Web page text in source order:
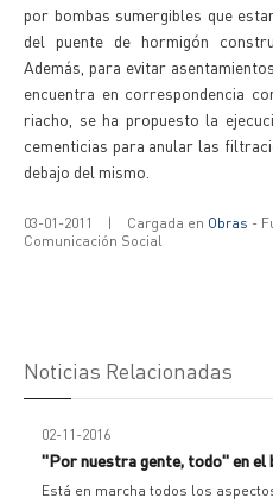
por bombas sumergibles que
del puente de hormigón
Además, para evitar
encuentra en correspondencia
riacho, se ha propuesto la
cementicias para anular las
debajo del mismo.
03-01-2011 | Cargada en Obras -
Comunicación Social
Noticias Relacionadas
02-11-2016
"Por nuestra gente, todo" en el
Está en marcha todos los